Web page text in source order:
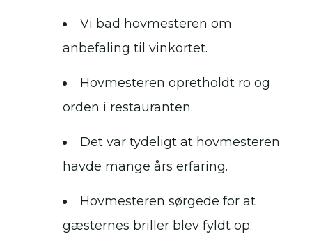
Vi bad hovmesteren om
anbefaling til vinkortet.
Hovmesteren opretholdt ro og
orden i restauranten.
Det var tydeligt at hovmesteren
havde mange års erfaring.
Hovmesteren sørgede for at
gæsternes briller blev fyldt op.